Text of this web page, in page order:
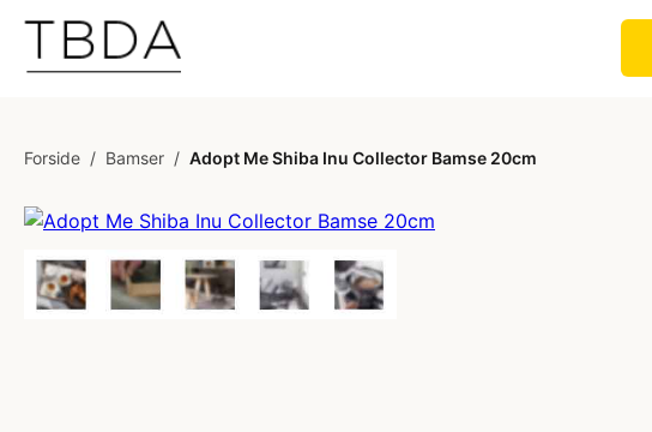
Forside / Bamser / Adopt Me Shiba Inu Collector Bamse 20cm